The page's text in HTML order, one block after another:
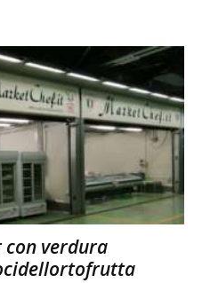
verdura